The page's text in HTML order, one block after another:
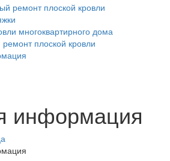
ремонт плоской кровли
многоквартирного дома
плоской кровли
информация